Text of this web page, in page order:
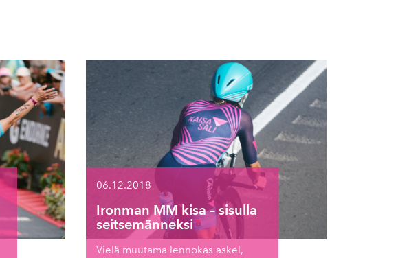
06.12.2018
Ironman MM kisa – sisulla
seitsemänneksi
Vielä muutama lennokas askel,